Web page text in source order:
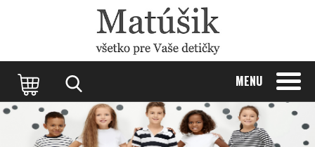
MENU
Update cookies preferences